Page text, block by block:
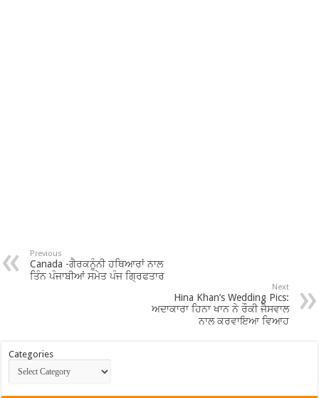
Previous
Canada -ਗੈਰਕਨੂੰਨੀ ਹਥਿਆਰਾਂ ਨਾਲ
ਤਿੰਨ ਪੰਜਾਬੀਆਂ ਸਮੇਤ ਪੰਜ ਗ੍ਰਿਫਤਾਰ
Next
Hina Khan’s Wedding Pics:
ਅਦਾਕਾਰਾ ਹਿਨਾ ਖਾਨ ਨੇ ਰੌਕੀ ਜੈਸਵਾਲ
ਨਾਲ ਕਰਵਾਇਆ ਵਿਆਹ
Categories